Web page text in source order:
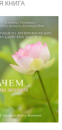
КНИГА